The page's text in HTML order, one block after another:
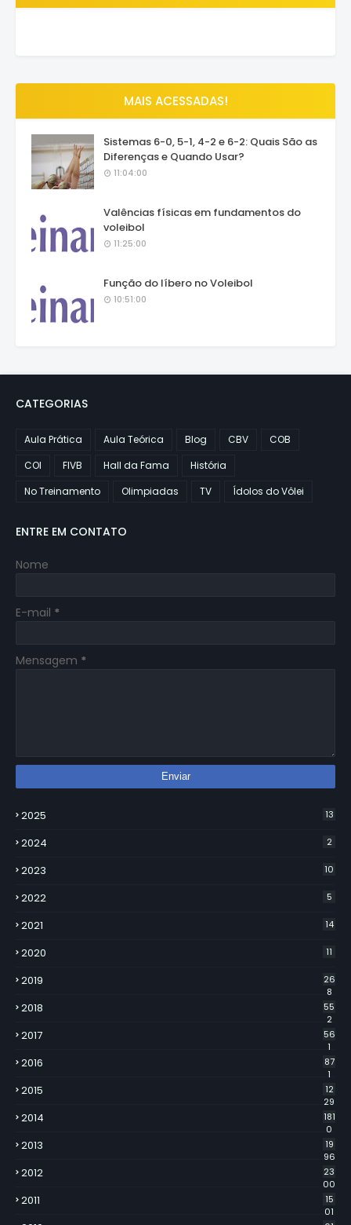
MAIS ACESSADAS!
Sistemas 6-0, 5-1, 4-2 e 6-2: Quais São as
Diferenças e Quando Usar?
11:04:00
Valências físicas em fundamentos do
voleibol
11:25:00
Função do líbero no Voleibol
10:51:00
CATEGORIAS
Aula Prática Aula Teórica Blog CBV
COB
COI
FIVB Hall da Fama
História
No Treinamento
Olimpiadas TV Ídolos do Vôlei
ENTRE EM CONTATO
Nome
E-mail *
Mensagem *
2025 13
2024 2
2023 10
2022 5
2021 14
2020 11
2019
26
8
2018
55
2
2017
56
1
2016
87
1
2015
12
29
2014
181
0
2013
19
96
2012
23
00
2011
15
01